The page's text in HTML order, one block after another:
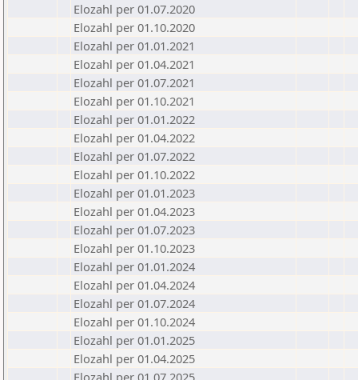
Elozahl per 01.07.2020
Elozahl per 01.10.2020
Elozahl per 01.01.2021
Elozahl per 01.04.2021
Elozahl per 01.07.2021
Elozahl per 01.10.2021
Elozahl per 01.01.2022
Elozahl per 01.04.2022
Elozahl per 01.07.2022
Elozahl per 01.10.2022
Elozahl per 01.01.2023
Elozahl per 01.04.2023
Elozahl per 01.07.2023
Elozahl per 01.10.2023
Elozahl per 01.01.2024
Elozahl per 01.04.2024
Elozahl per 01.07.2024
Elozahl per 01.10.2024
Elozahl per 01.01.2025
Elozahl per 01.04.2025
Elozahl per 01.07.2025